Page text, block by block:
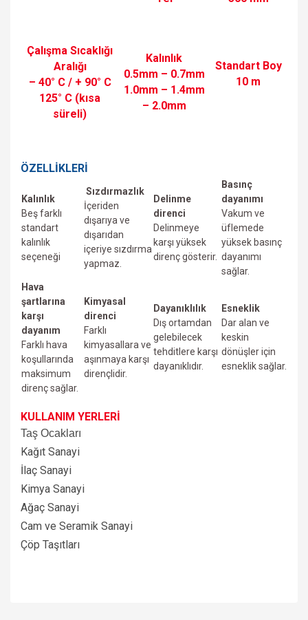
Çalışma Sıcaklığı
Aralığı
– 40° C / + 90° C
125° C (kısa
süreli)
Kalınlık
0.5mm – 0.7mm
1.0mm – 1.4mm
– 2.0mm
Standart Boy
10 m
ÖZELLİKLERİ
Kalınlık
Beş farklı
standart
kalınlık
seçeneği
Sızdırmazlık
İçeriden
dışarıya ve
dışarıdan
içeriye sızdırma
yapmaz.
Delinme
direnci
Delinmeye
karşı yüksek
direnç gösterir.
Basınç
dayanımı
Vakum ve
üfIemede
yüksek basınç
dayanımı
sağlar.
Hava
şartlarına
karşı
dayanım
Farklı hava
koşullarında
maksimum
direnç sağlar.
Kimyasal
direnci
Farklı
kimyasallara ve
aşınmaya karşı
dirençlidir.
Dayanıklılık
Dış ortamdan
gelebilecek
tehditlere karşı
dayanıklıdır.
Esneklik
Dar alan ve
keskin
dönüşler için
esneklik sağlar.
KULLANIM YERLERİ
Taş Ocakları
Kağıt Sanayi
İlaç Sanayi
Kimya Sanayi
Ağaç Sanayi
Cam ve Seramik Sanayi
Çöp Taşıtları